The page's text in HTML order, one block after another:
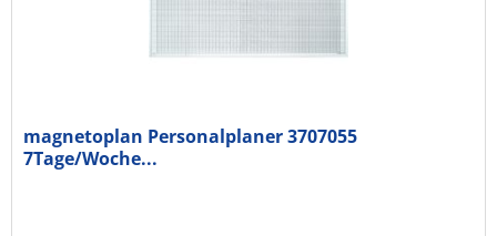
magnetoplan Personalplaner 3707055
7Tage/Woche...